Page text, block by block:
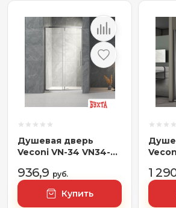
Душевая дверь
Veconi VN-34 VN34-
936,9 руб.
Купить
1